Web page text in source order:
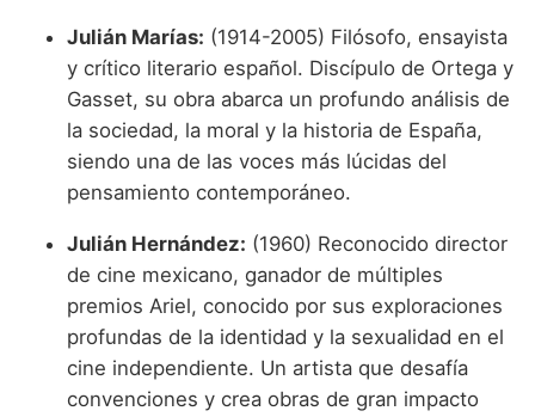
Julián Marías: (1914-2005) Filósofo, ensayista
y crítico literario español. Discípulo de Ortega y
Gasset, su obra abarca un profundo análisis de
la sociedad, la moral y la historia de España,
siendo una de las voces más lúcidas del
pensamiento contemporáneo.
Julián Hernández: (1960) Reconocido director
de cine mexicano, ganador de múltiples
premios Ariel, conocido por sus exploraciones
profundas de la identidad y la sexualidad en el
cine independiente. Un artista que desafía
convenciones y crea obras de gran impacto